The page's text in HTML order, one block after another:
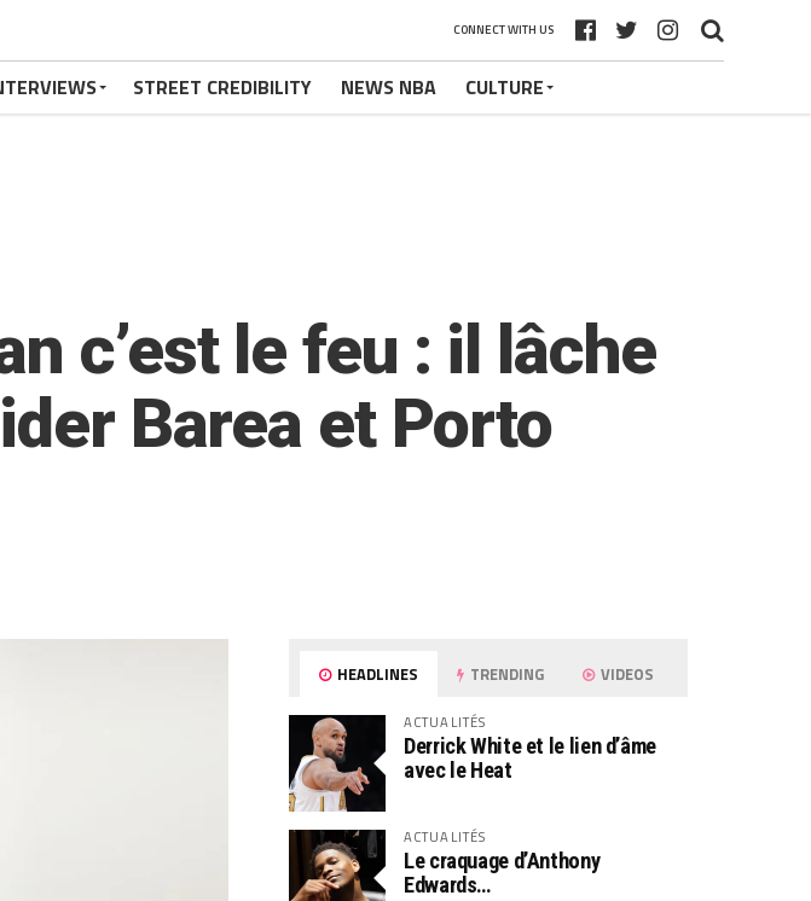
CONNECT WITH US
STREET CREDIBILITY NEWS NBA CULTURE
c’est le feu : il lâche
Barea et Porto
HEADLINES TRENDING VIDEOS
ACTUALITÉS
Derrick White et le lien d’âme
avec le Heat
ACTUALITÉS
Le craquage d’Anthony
Edwards…